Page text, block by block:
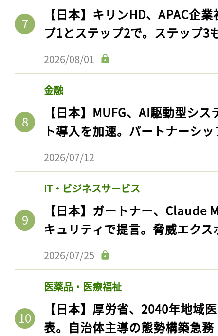
【日本】キリンHD、APAC企
プ1とステップ2で。ステップ3
2026/08/01
金融
【日本】MUFG、AI駆動型シ
ト導入を加速。パートナーシ
2026/07/12
IT・ビジネスサービス
【日本】ガートナー、Claude
キュリティで提言。脅威エク
2026/07/25
医薬品・医療福祉
【日本】厚労省、2040年地域
表。自治体主導の態勢構築急務